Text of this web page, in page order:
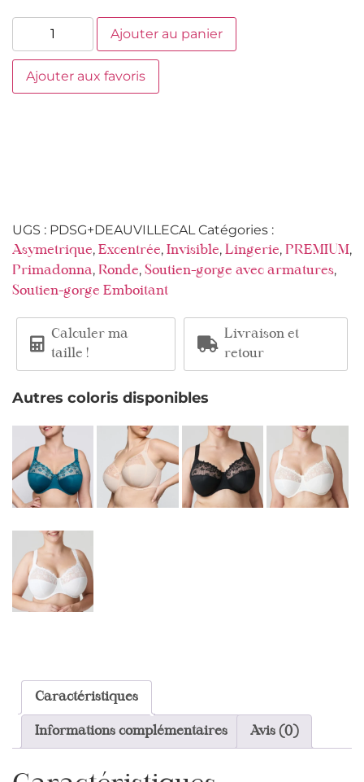
Ajouter au panier
Ajouter aux favoris
UGS : PDSG+DEAUVILLECAL Catégories :
Asymetrique, Excentrée, Invisible, Lingerie, PREMIUM,
Primadonna, Ronde, Soutien-gorge avec armatures,
Soutien-gorge Emboitant
Calculer ma
taille !
Livraison et
retour
Autres coloris disponibles
Caractéristiques
Informations complémentaires Avis (0)